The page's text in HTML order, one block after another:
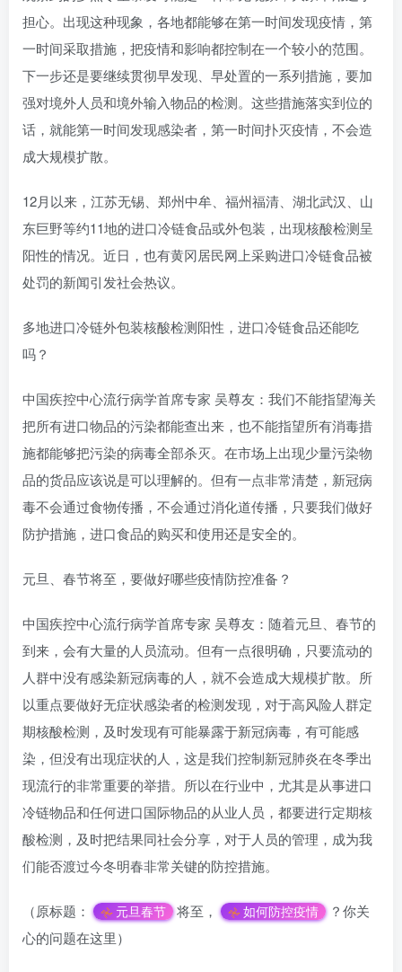
担心。出现这种现象，各地都能够在第一时间发现疫情，第
一时间采取措施，把疫情和影响都控制在一个较小的范围。
下一步还是要继续贯彻早发现、早处置的一系列措施，要加
强对境外人员和境外输入物品的检测。这些措施落实到位的
话，就能第一时间发现感染者，第一时间扑灭疫情，不会造
成大规模扩散。
12月以来，江苏无锡、郑州中牟、福州福清、湖北武汉、山
东巨野等约11地的进口冷链食品或外包装，出现核酸检测呈
阳性的情况。近日，也有黄冈居民网上采购进口冷链食品被
处罚的新闻引发社会热议。
多地进口冷链外包装核酸检测阳性，进口冷链食品还能吃
吗？
中国疾控中心流行病学首席专家 吴尊友：我们不能指望海关
把所有进口物品的污染都能查出来，也不能指望所有消毒措
施都能够把污染的病毒全部杀灭。在市场上出现少量污染物
品的货品应该说是可以理解的。但有一点非常清楚，新冠病
毒不会通过食物传播，不会通过消化道传播，只要我们做好
防护措施，进口食品的购买和使用还是安全的。
元旦、春节将至，要做好哪些疫情防控准备？
中国疾控中心流行病学首席专家 吴尊友：随着元旦、春节的
到来，会有大量的人员流动。但有一点很明确，只要流动的
人群中没有感染新冠病毒的人，就不会造成大规模扩散。所
以重点要做好无症状感染者的检测发现，对于高风险人群定
期核酸检测，及时发现有可能暴露于新冠病毒，有可能感
染，但没有出现症状的人，这是我们控制新冠肺炎在冬季出
现流行的非常重要的举措。所以在行业中，尤其是从事进口
冷链物品和任何进口国际物品的从业人员，都要进行定期核
酸检测，及时把结果同社会分享，对于人员的管理，成为我
们能否渡过今冬明春非常关键的防控措施。
（原标题： 元旦春节 将至， 如何防控疫情
？你关
心的问题在这里）